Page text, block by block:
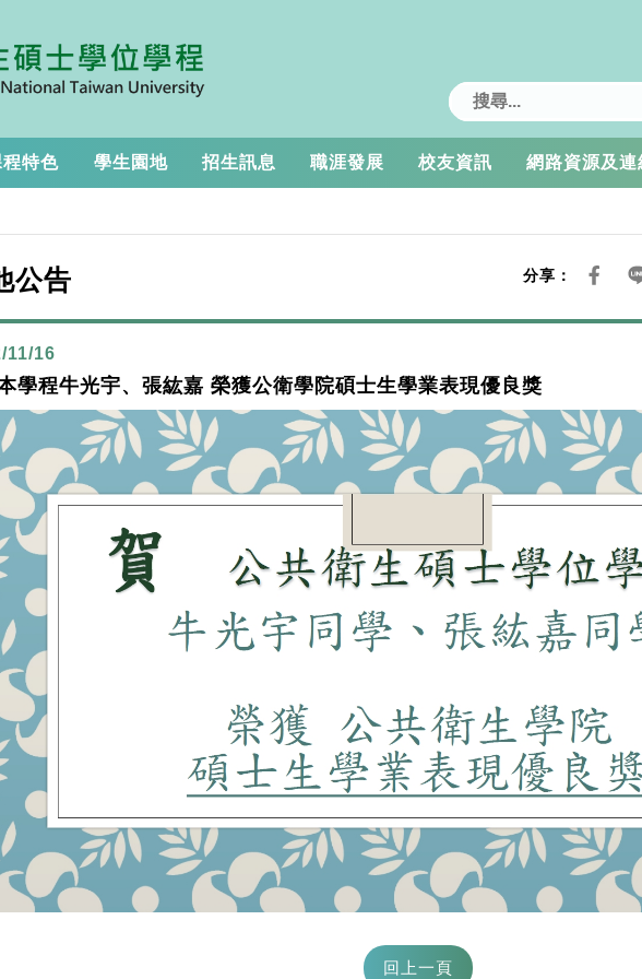
程特色 學生園地 招生訊息 職涯發展 校友資訊 網路資源及連
公告 分享：
11/16
學程牛光宇、張紘嘉 榮獲公衛學院碩士生學業表現優良獎